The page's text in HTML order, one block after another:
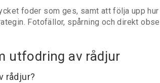
foder som ges, samt att följa upp
Fotofällor, spårning och direkt
utfodring av rådjur
rådjur?